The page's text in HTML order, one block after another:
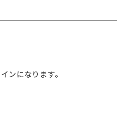
ンになります。